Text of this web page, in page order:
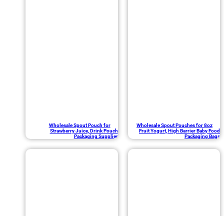
Wholesale Spout Pouches
Fruit Yogurt, High Barrier
Wholesale Spout Pouch for
Strawberry Juice, Drink Pouch
Packaging Supplier